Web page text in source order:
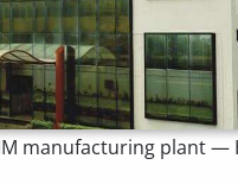
manufacturing plant —